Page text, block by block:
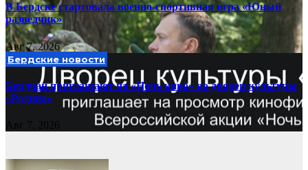
В Бердске стартовала военно-спортивная игра «Юный
разведчик»
Авг 7, 2026
Бердские новости
Бердчан приглашают на «Ночь кино» во дворец культуры
«Родина»
Авг 7, 2026